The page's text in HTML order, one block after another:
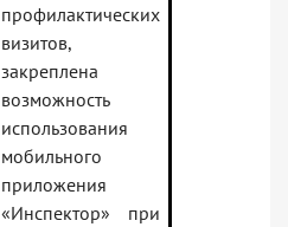
профилактических
визитов,
закреплена
возможность
использования
мобильного
приложения
«Инспектор» при